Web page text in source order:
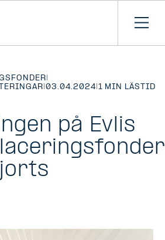
|
|03.04.2024|1 MIN LÄSTID
på Evlis